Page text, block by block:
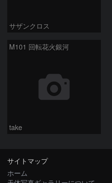
サザンクロス
M101 回転花火銀河
take
サイトマップ
ホーム